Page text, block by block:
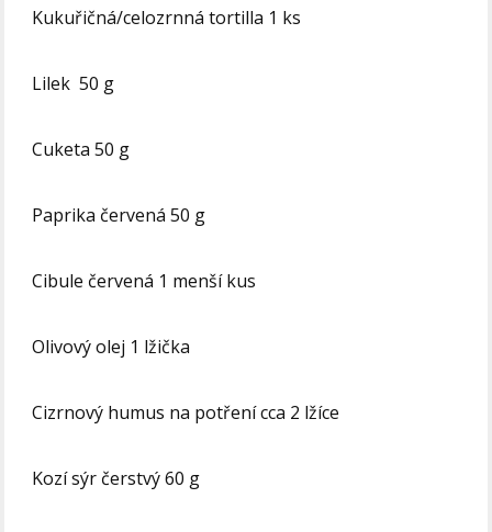
Kukuřičná/celozrnná tortilla 1 ks
Lilek 50 g
Cuketa 50 g
Paprika červená 50 g
Cibule červená 1 menší kus
Olivový olej 1 lžička
Cizrnový humus na potření cca 2 lžíce
Kozí sýr čerstvý 60 g